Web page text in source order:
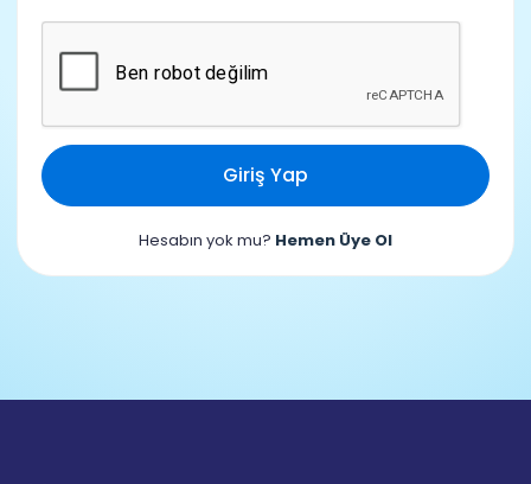
Giriş Yap
Hesabın yok mu? Hemen Üye Ol